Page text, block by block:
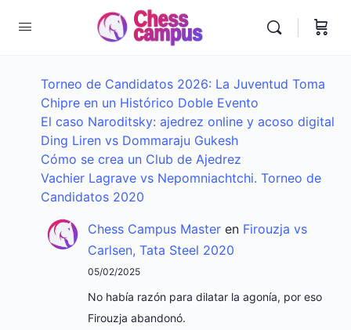
Torneo de Candidatos 2026: La Juventud Toma
Chipre en un Histórico Doble Evento
El caso Naroditsky: ajedrez online y acoso digital
Ding Liren vs Dommaraju Gukesh
Cómo se crea un Club de Ajedrez
Vachier Lagrave vs Nepomniachtchi. Torneo de
Candidatos 2020
Chess Campus Master en Firouzja vs
Carlsen, Tata Steel 2020
05/02/2025
No había razón para dilatar la agonía, por eso
Firouzja abandonó.